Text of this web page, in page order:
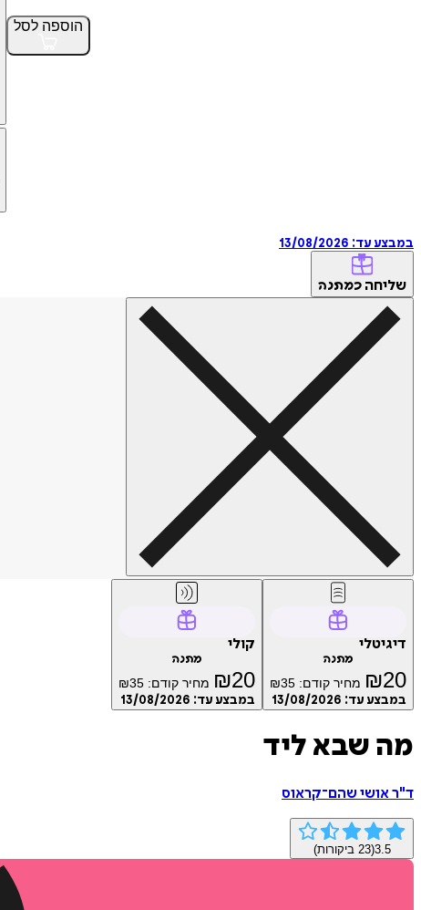
הוספה לסל
במבצע עד: 13/08/2026
שליחה כמתנה
דיגיטלי
מתנה
₪20 מחיר קודם: ₪35
במבצע עד: 13/08/2026
קולי
מתנה
₪20 מחיר קודם: ₪35
במבצע עד: 13/08/2026
מה שבא ליד
ד"ר אושי שהם־קראוס
3.5
(
23 ביקורות)